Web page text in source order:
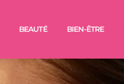
BEAUTÉ BIEN-ÊTRE